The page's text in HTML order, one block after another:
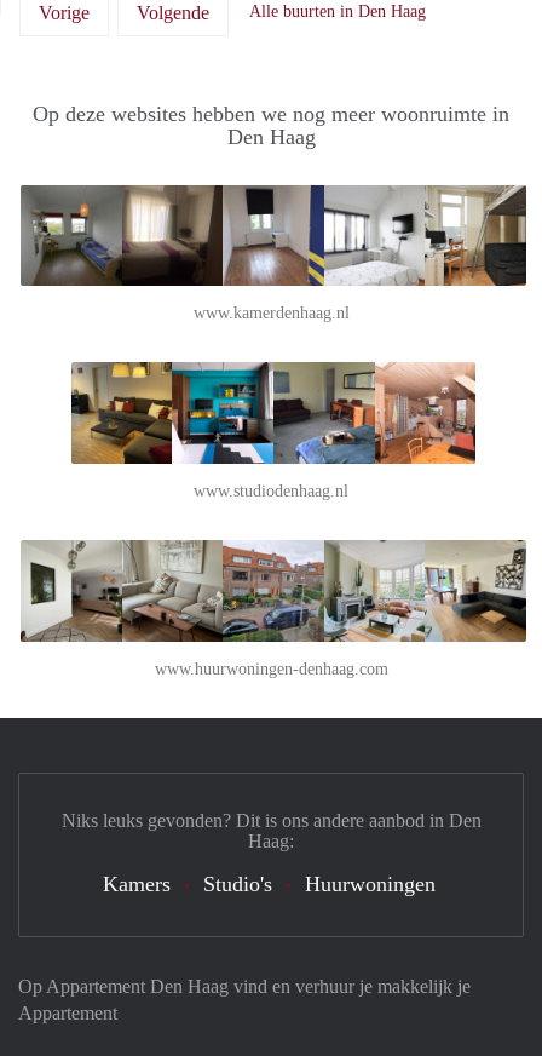
Vorige Volgende Alle buurten in Den Haag
Op deze websites hebben we nog meer woonruimte in
Den Haag
www.kamerdenhaag.nl
www.studiodenhaag.nl
www.huurwoningen-denhaag.com
Op Appartement Den Haag vind en verhuur je makkelijk je
Appartement
Niks leuks gevonden? Dit is ons andere aanbod in Den
Haag:
Kamers Studio's Huurwoningen